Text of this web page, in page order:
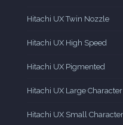
Hitachi UX Twin Nozzle
Hitachi UX High Speed
Hitachi UX Pigmented
Hitachi UX Large Character
Hitachi UX Small Character